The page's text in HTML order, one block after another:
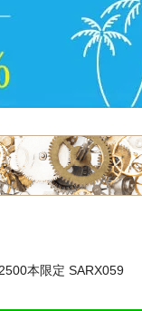
本限定 SARX059